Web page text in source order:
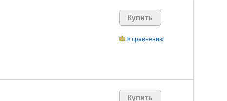
К сравнению